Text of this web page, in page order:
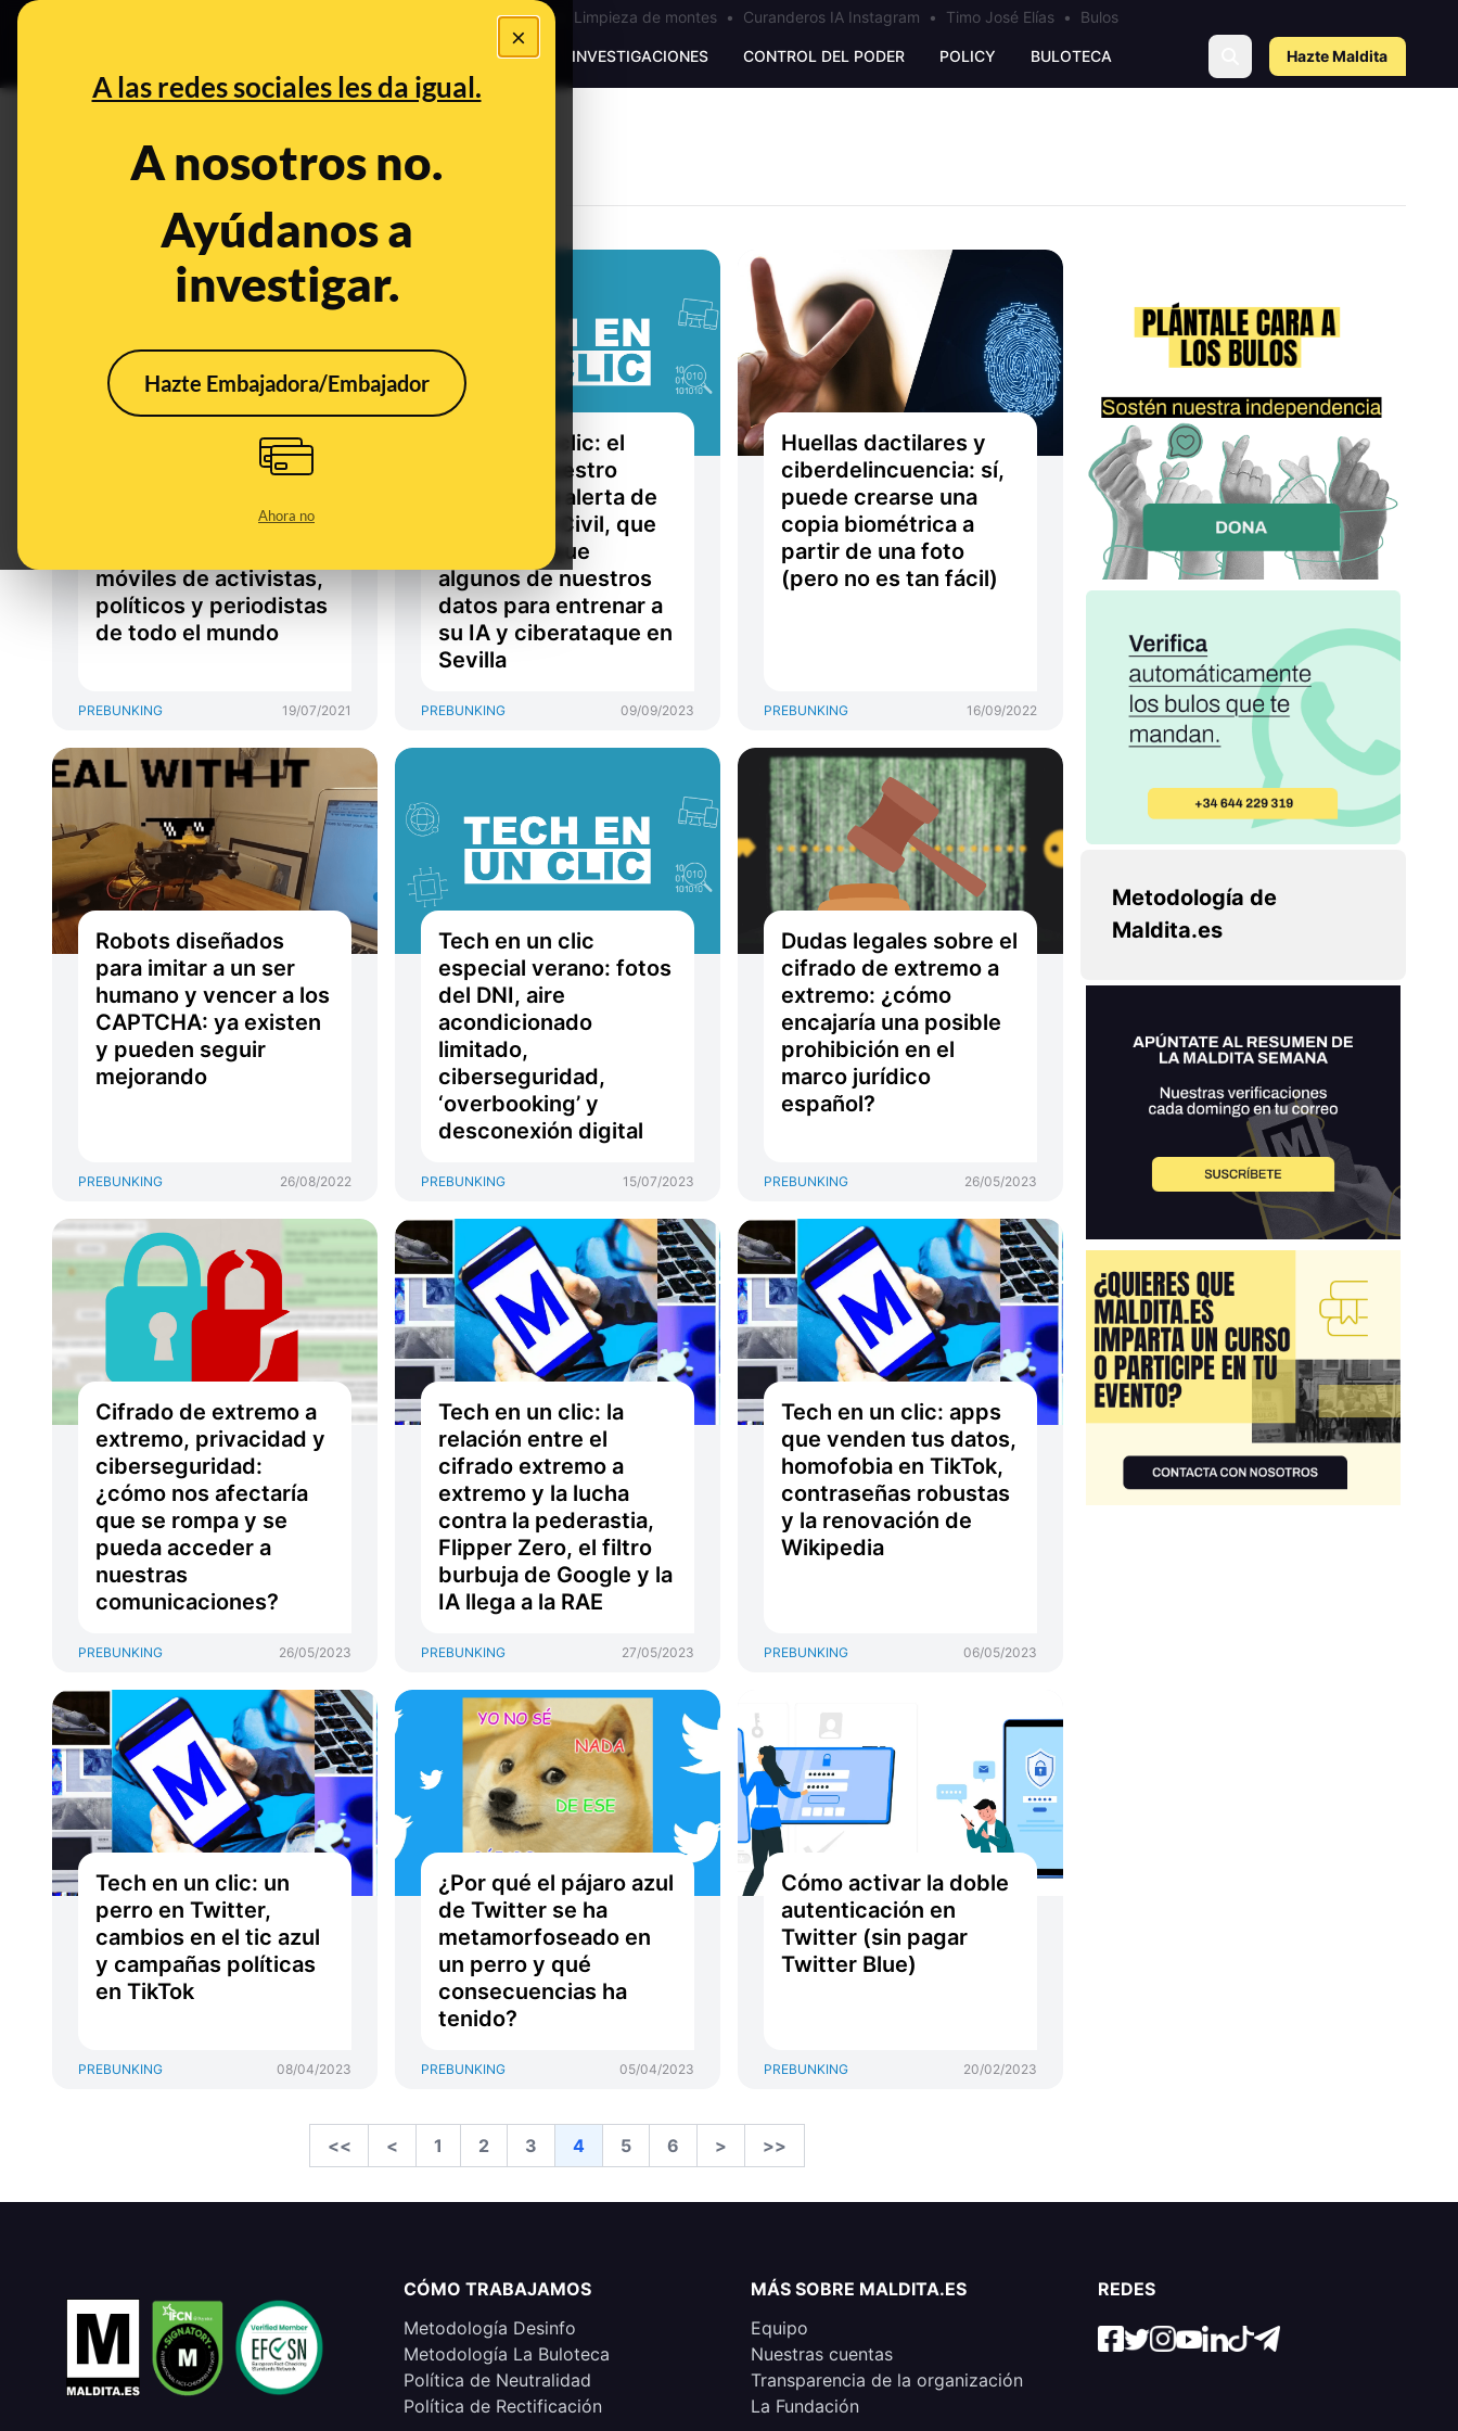
×
A las redes sociales les da igual.
A nosotros no.
Ayúdanos a
investigar.
Hazte Embajadora/Embajador
Ahora no
Bulos Ceuta • Limpieza de montes • Curanderos IA Instagram • Timo José Elías • Bulos
PREBUNKING INVESTIGACIONES CONTROL DEL PODER POLICY BULOTECA Hazte Maldita
respuestas sobre
espía con el que se
móviles de activistas,
políticos y periodistas
de todo el mundo
PREBUNKING 19/07/2021
Tech en un clic: el
pitido en nuestro
móvil por la alerta de
Protección Civil, que
Meta no toque
algunos de nuestros
datos para entrenar a
su IA y ciberataque en
Sevilla
PREBUNKING 09/09/2023
Huellas dactilares y
ciberdelincuencia: sí,
puede crearse una
copia biométrica a
partir de una foto
(pero no es tan fácil)
PREBUNKING 16/09/2022
Robots diseñados
para imitar a un ser
humano y vencer a los
CAPTCHA: ya existen
y pueden seguir
mejorando
PREBUNKING 26/08/2022
Tech en un clic
especial verano: fotos
del DNI, aire
acondicionado
limitado,
ciberseguridad,
‘overbooking’ y
desconexión digital
PREBUNKING 15/07/2023
Dudas legales sobre el
cifrado de extremo a
extremo: ¿cómo
encajaría una posible
prohibición en el
marco jurídico
español?
PREBUNKING 26/05/2023
Cifrado de extremo a
extremo, privacidad y
ciberseguridad:
¿cómo nos afectaría
que se rompa y se
pueda acceder a
nuestras
comunicaciones?
PREBUNKING 26/05/2023
Tech en un clic: la
relación entre el
cifrado extremo a
extremo y la lucha
contra la pederastia,
Flipper Zero, el filtro
burbuja de Google y la
IA llega a la RAE
PREBUNKING 27/05/2023
Tech en un clic: apps
que venden tus datos,
homofobia en TikTok,
contraseñas robustas
y la renovación de
Wikipedia
PREBUNKING 06/05/2023
Tech en un clic: un
perro en Twitter,
cambios en el tic azul
y campañas políticas
en TikTok
PREBUNKING 08/04/2023
¿Por qué el pájaro azul
de Twitter se ha
metamorfoseado en
un perro y qué
consecuencias ha
tenido?
PREBUNKING 05/04/2023
Cómo activar la doble
autenticación en
Twitter (sin pagar
Twitter Blue)
PREBUNKING 20/02/2023
<< < 1 2 3 4 5 6 > >>
Metodología de
Maldita.es
CÓMO TRABAJAMOS
Metodología Desinfo
Metodología La Buloteca
Política de Neutralidad
Política de Rectificación
MÁS SOBRE MALDITA.ES
Equipo
Nuestras cuentas
Transparencia de la organización
La Fundación
REDES